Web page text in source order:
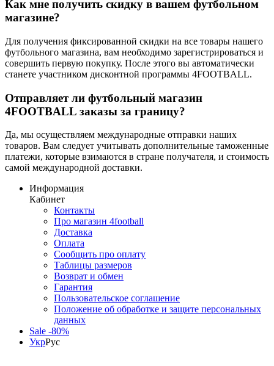
Как мне получить скидку в вашем футбольном
магазине?
Для получения фиксированной скидки на все товары нашего
футбольного магазина, вам необходимо зарегистрироваться и
совершить первую покупку. После этого вы автоматически
станете участником дисконтной программы 4FOOTBALL.
Отправляет ли футбольный магазин
4FOOTBALL заказы за границу?
Да, мы осуществляем международные отправки наших
товаров. Вам следует учитывать дополнительные таможенные
платежи, которые взимаются в стране получателя, и стоимость
самой международной доставки.
Информация
Кабинет
Контакты
Про магазин 4football
Доставка
Оплата
Сообщить про оплату
Таблицы размеров
Возврат и обмен
Гарантия
Пользовательское соглашение
Положение об обработке и защите персональных
данных
Sale -80%
УкрРус